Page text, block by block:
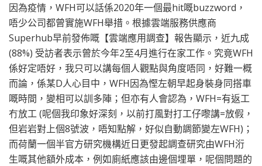
因為疫情，WFH可以話係2020年一個最hit嘅buzzword，
唔少公司都曾實施WFH舉措。根據雲端服務供應商
Superhub早前發佈嘅【雲端應用調查】報告顯示，近九成
(88%) 受訪者表示曾於今年2至4月進行在家工作。究竟WFH
係好定唔好，我只可以講每個人觀點與角度唔同，好難一概
而論，係某D人心目中，WFH因為慳左朝早起身裝身同搭車
嘅時間，變相可以訓多陣；但亦有人會認為，WFH=有返工
冇放工 (呢個我印象好深刻，以前打風對打工仔嚟講=放假，
但岩岩對上個8號波，唔知點解，好似自動調節變左WFH)；
而荷蘭一個半官方研究機構近日更發起調查研究由WFH洐
生嘅其他額外成本，例如廁紙應該由邊個埋單，呢個問題的